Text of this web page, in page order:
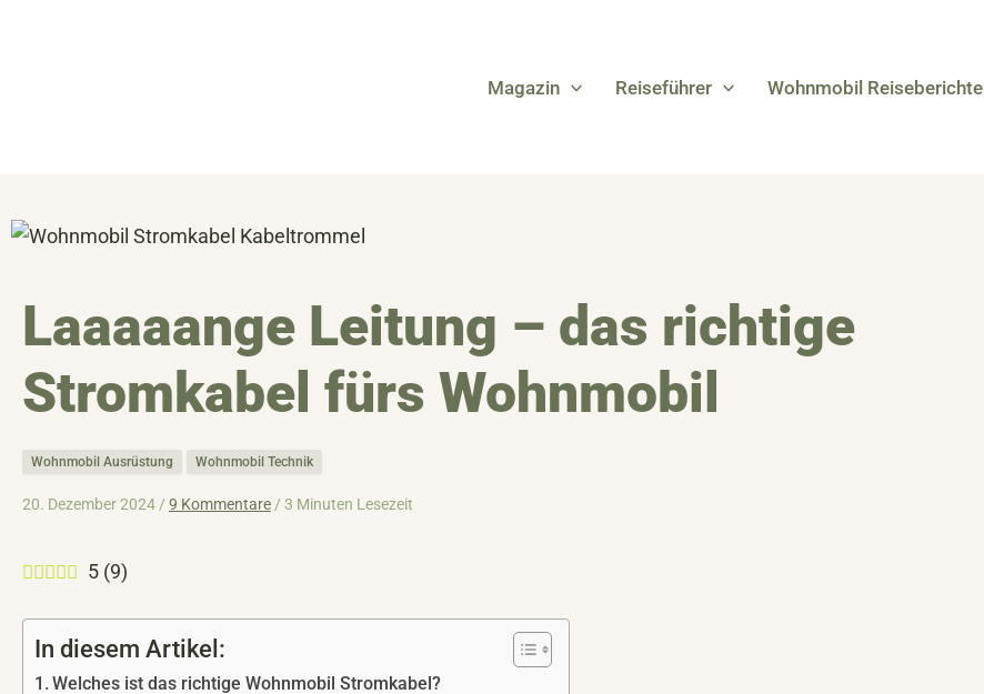
Magazin Reiseführer Wohnmobil Reiseberichte
Laaaaange Leitung – das richtige
Stromkabel fürs Wohnmobil
Wohnmobil Ausrüstung Wohnmobil Technik
20. Dezember 2024 / 9 Kommentare/ 3 Minuten Lesezeit
5 (9)
In diesem Artikel:
Welches ist das richtige Wohnmobil Stromkabel?